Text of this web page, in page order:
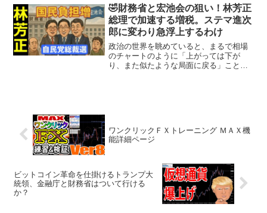
たに過ぎず、本質的な勝利とは言いがた
い状況です。また、...
🤣財務省と宏池会の狙い！林芳正
総理で加速する増税。ステマ進次
郎に変わり急浮上するわけ
政治の世界を眺めていると、まるで相場
のチャートのように「上がっては下が
り、また似たような局面に戻る」ことが
ワンクリックＦＸトレーニング ＭＡＸ機
能詳細ページ
ビットコイン革命を仕掛けるトランプ大
統領、金融庁と財務省はついて行ける
か？